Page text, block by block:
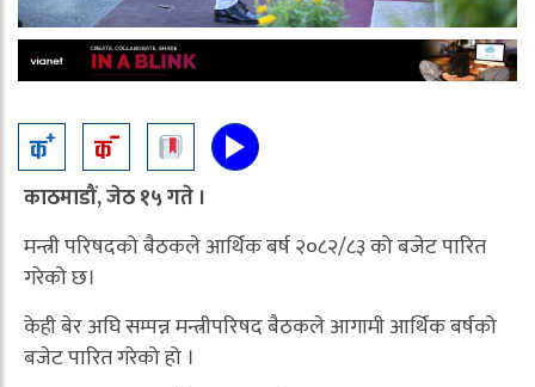
काठमाडौं, जेठ १५ गते ।
मन्त्री परिषदको बैठकले आर्थिक बर्ष २०८२/८३ को बजेट पारित
गरेको छ।
केही बेर अघि सम्पन्न मन्त्रीपरिषद बैठकले आगामी आर्थिक बर्षको
बजेट पारित गरेको हो ।